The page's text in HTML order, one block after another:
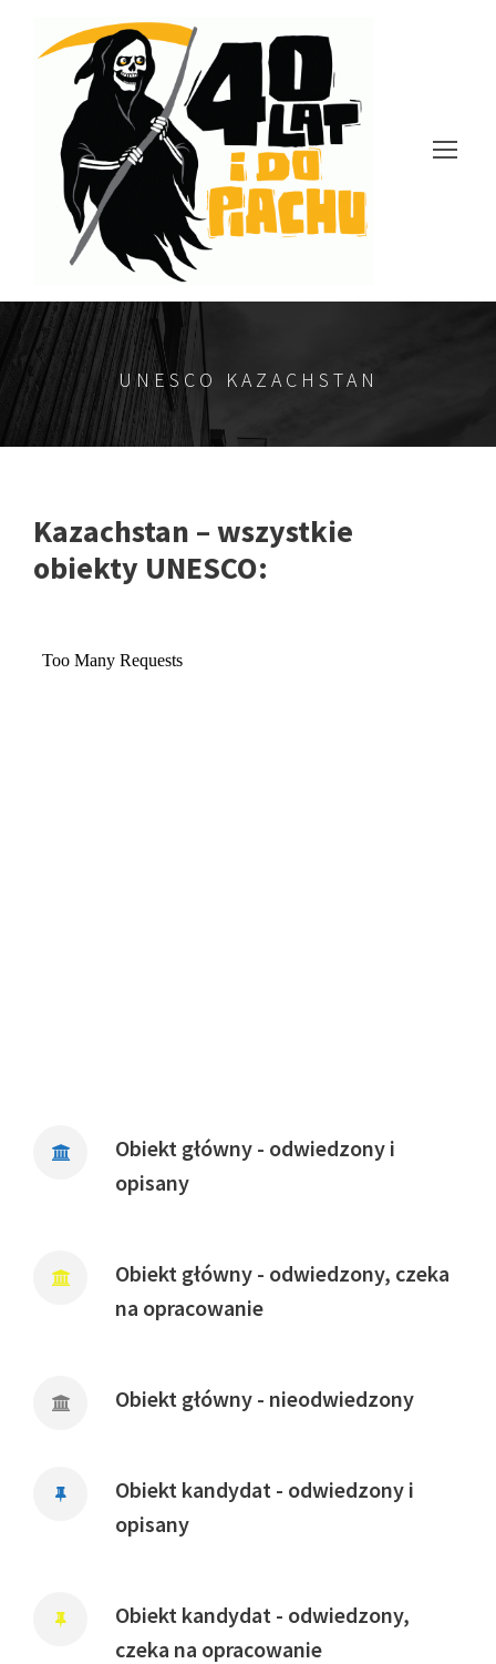
UNESCO KAZACHSTAN
Kazachstan – wszystkie
obiekty UNESCO:
Obiekt główny - odwiedzony i
opisany
Obiekt główny - odwiedzony, czeka
na opracowanie
Obiekt główny - nieodwiedzony
Obiekt kandydat - odwiedzony i
opisany
Obiekt kandydat - odwiedzony,
czeka na opracowanie